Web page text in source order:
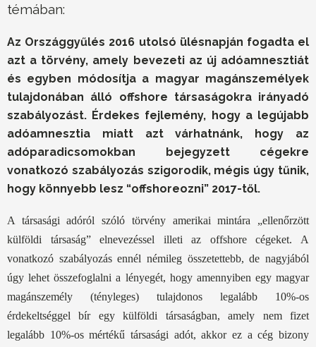
témában:
Az Országgyűlés 2016 utolsó ülésnapján fogadta el
azt a törvény, amely bevezeti az új adóamnesztiát
és egyben módosítja a magyar magánszemélyek
tulajdonában álló offshore társaságokra irányadó
szabályozást. Érdekes fejlemény, hogy a legújabb
adóamnesztia miatt azt várhatnánk, hogy az
adóparadicsomokban bejegyzett cégekre
vonatkozó szabályozás szigorodik, mégis úgy tűnik,
hogy könnyebb lesz “offshoreozni” 2017-től.
A társasági adóról szóló törvény amerikai mintára „ellenőrzött
külföldi társaság” elnevezéssel illeti az offshore cégeket. A
vonatkozó szabályozás ennél némileg összetettebb, de nagyjából
úgy lehet összefoglalni a lényegét, hogy amennyiben egy magyar
magánszemély (tényleges) tulajdonos legalább 10%-os
érdekeltséggel bír egy külföldi társaságban, amely nem fizet
legalább 10%-os mértékű társasági adót, akkor ez a cég bizony